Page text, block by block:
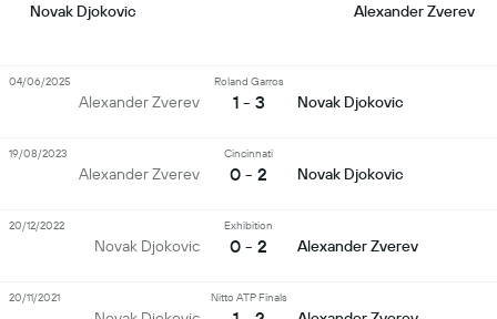
Novak Djokovic Alexander Zverev
Alexander Zverev
Roland Garros
1 - 3 Novak Djokovic
04/06/2025
Alexander Zverev
Cincinnati
0 - 2 Novak Djokovic
19/08/2023
Novak Djokovic
Exhibition
0 - 2 Alexander Zverev
20/12/2022
Nitto ATP Finals
20/11/2021